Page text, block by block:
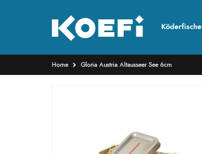
Köderfische
Home Gloria Austria Altausseer See 6cm